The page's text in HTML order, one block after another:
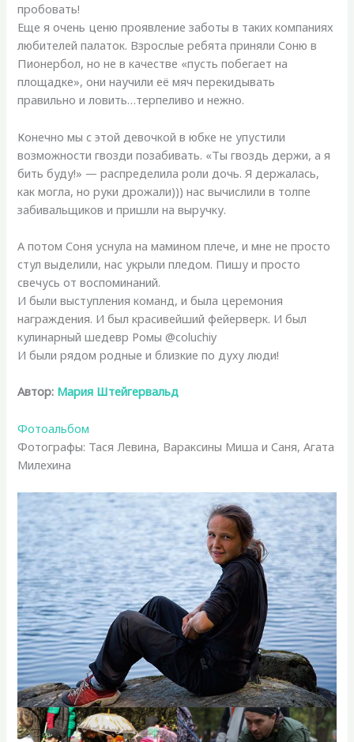
пробовать!
Еще я очень ценю проявление заботы в таких компаниях
любителей палаток. Взрослые ребята приняли Соню в
Пионербол, но не в качестве «пусть побегает на
площадке», они научили её мяч перекидывать
правильно и ловить…терпеливо и нежно.
Конечно мы с этой девочкой в юбке не упустили
возможности гвозди позабивать. «Ты гвоздь держи, а я
бить буду!» — распределила роли дочь. Я держалась,
как могла, но руки дрожали))) нас вычислили в толпе
забивальщиков и пришли на выручку.
А потом Соня уснула на мамином плече, и мне не просто
стул выделили, нас укрыли пледом. Пишу и просто
свечусь от воспоминаний.
И были выступления команд, и была церемония
награждения. И был красивейший фейерверк. И был
кулинарный шедевр Ромы @coluchiy
И были рядом родные и близкие по духу люди!
Автор: Мария Штейгервальд
Фотоальбом
Фотографы: Тася Левина, Вараксины Миша и Саня, Агата
Милехина